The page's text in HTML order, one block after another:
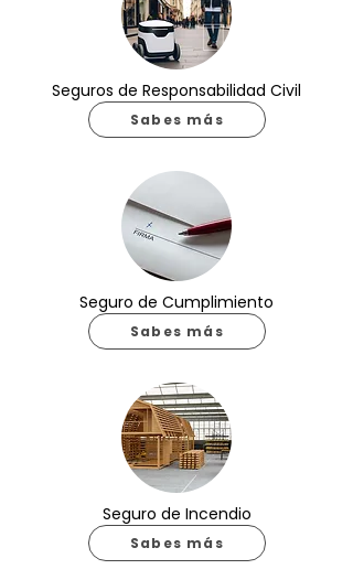
Seguros de Responsabilidad Civil
Sabes más
Seguro de Cumplimiento
Sabes más
Seguro de Incendio
Sabes más